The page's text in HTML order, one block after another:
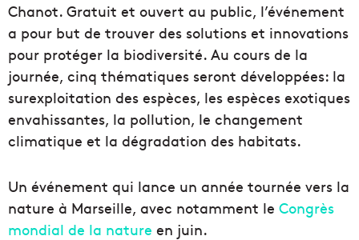
Chanot. Gratuit et ouvert au public, l’événement
a pour but de trouver des solutions et innovations
pour protéger la biodiversité. Au cours de la
journée, cinq thématiques seront développées: la
surexploitation des espèces, les espèces exotiques
envahissantes, la pollution, le changement
climatique et la dégradation des habitats.
Un événement qui lance un année tournée vers la
nature à Marseille, avec notamment le Congrès
mondial de la nature en juin.